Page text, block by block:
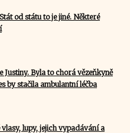
od státu to je jiné. Některé
Justiny. Byla to chorá vězeňkyně
by stačila ambulantní léčba
lupy, jejich vypadávání a